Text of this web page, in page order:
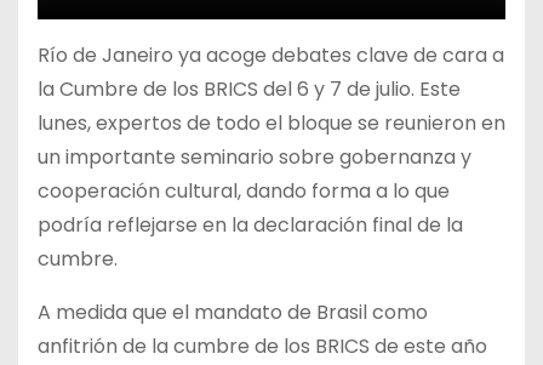
Río de Janeiro ya acoge debates clave de cara a
la Cumbre de los BRICS del 6 y 7 de julio. Este
lunes, expertos de todo el bloque se reunieron en
un importante seminario sobre gobernanza y
cooperación cultural, dando forma a lo que
podría reflejarse en la declaración final de la
cumbre.
A medida que el mandato de Brasil como
anfitrión de la cumbre de los BRICS de este año